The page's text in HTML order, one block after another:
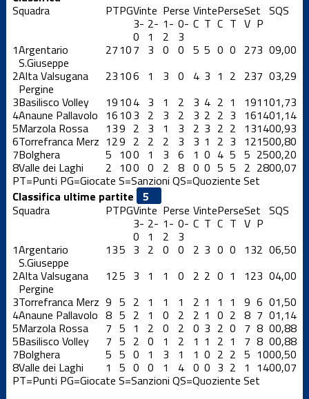
Squadra PTPGVinte Perse VintePerseSet SQS
3-
0
2-
1
1-
2
0-
3
C T C T V P
1Argentario
S.Giuseppe
27107 3 0 0 5 5 0 0 273 09,00
2Alta Valsugana
Pergine
23106 1 3 0 4 3 1 2 237 03,29
3Basilisco Volley 19104 3 1 2 3 4 2 1 191101,73
4Anaune Pallavolo 16103 2 3 2 3 2 2 3 161401,14
5Marzola Rossa 139 2 3 1 3 2 3 2 2 131400,93
6Torrefranca Merz 129 2 2 2 3 3 1 2 3 121500,80
7Bolghera 5 100 1 3 6 1 0 4 5 5 2500,20
8Valle dei Laghi 2 100 0 2 8 0 0 5 5 2 2800,07
PT=Punti PG=Giocate S=Sanzioni QS=Quoziente Set
Classifica ultime partite
Squadra
PTPGVinte Perse VintePerseSet SQS
3-
0
2-
1
1-
2
0-
3
C T C T V P
1Argentario
S.Giuseppe
135 3 2 0 0 2 3 0 0 132 06,50
2Alta Valsugana
Pergine
125 3 1 1 0 2 2 0 1 123 04,00
3Torrefranca Merz 9 5 2 1 1 1 2 1 1 1 9 6 01,50
4Anaune Pallavolo 8 5 2 1 0 2 2 1 0 2 8 7 01,14
5Marzola Rossa 7 5 1 2 0 2 0 3 2 0 7 8 00,88
5Basilisco Volley 7 5 2 0 1 2 1 1 2 1 7 8 00,88
7Bolghera 5 5 0 1 3 1 1 0 2 2 5 1000,50
8Valle dei Laghi 1 5 0 0 1 4 0 0 3 2 1 1400,07
PT=Punti PG=Giocate S=Sanzioni QS=Quoziente Set